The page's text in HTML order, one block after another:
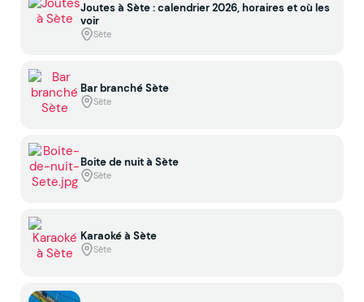
Joutes à Sète : calendrier 2026, horaires et où les
voir
Sète
Bar branché Sète
Sète
Boite de nuit à Sète
Sète
Karaoké à Sète
Sète